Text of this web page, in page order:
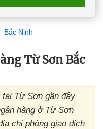
Bắc Ninh
Từ Sơn Bắc
tại Từ Sơn gần đây
hàng ở Từ Sơn
chỉ phòng giao dịch